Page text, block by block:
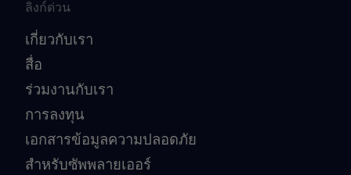
ลิงก์ด่วน
เกี่ยวกับเรา
สื่อ
ร่วมงานกับเรา
การลงทุน
เอกสารข้อมูลความปลอดภัย
สำหรับซัพพลายเออร์